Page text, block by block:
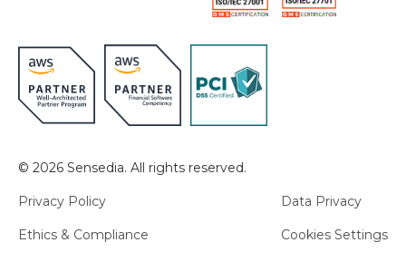
© 2026 Sensedia. All rights reserved.
Privacy Policy Data Privacy
Ethics & Compliance Cookies Settings